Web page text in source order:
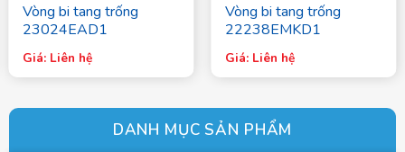
DANH MỤC SẢN PHẨM
Vòng bi tang trống
23024EAD1
Giá: Liên hệ
Vòng bi tang trống
22238EMKD1
Giá: Liên hệ